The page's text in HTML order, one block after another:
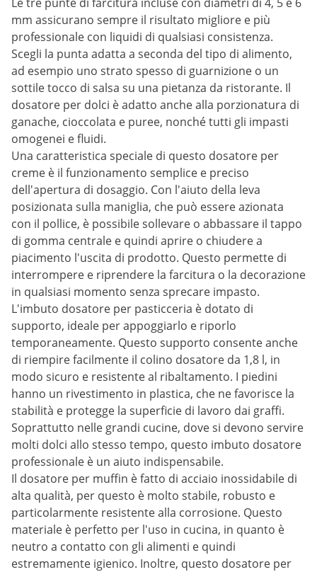
mm assicurano sempre il risultato migliore e più
professionale con liquidi di qualsiasi consistenza.
Scegli la punta adatta a seconda del tipo di alimento,
ad esempio uno strato spesso di guarnizione o un
sottile tocco di salsa su una pietanza da ristorante. Il
dosatore per dolci è adatto anche alla porzionatura di
ganache, cioccolata e puree, nonché tutti gli impasti
omogenei e fluidi.
Una caratteristica speciale di questo dosatore per
creme è il funzionamento semplice e preciso
dell'apertura di dosaggio. Con l'aiuto della leva
posizionata sulla maniglia, che può essere azionata
con il pollice, è possibile sollevare o abbassare il tappo
di gomma centrale e quindi aprire o chiudere a
piacimento l'uscita di prodotto. Questo permette di
interrompere e riprendere la farcitura o la decorazione
in qualsiasi momento senza sprecare impasto.
L'imbuto dosatore per pasticceria è dotato di
supporto, ideale per appoggiarlo e riporlo
temporaneamente. Questo supporto consente anche
di riempire facilmente il colino dosatore da 1,8 l, in
modo sicuro e resistente al ribaltamento. I piedini
hanno un rivestimento in plastica, che ne favorisce la
stabilità e protegge la superficie di lavoro dai graffi.
Soprattutto nelle grandi cucine, dove si devono servire
molti dolci allo stesso tempo, questo imbuto dosatore
professionale è un aiuto indispensabile.
Il dosatore per muffin è fatto di acciaio inossidabile di
alta qualità, per questo è molto stabile, robusto e
particolarmente resistente alla corrosione. Questo
materiale è perfetto per l'uso in cucina, in quanto è
neutro a contatto con gli alimenti e quindi
estremamente igienico. Inoltre, questo dosatore per